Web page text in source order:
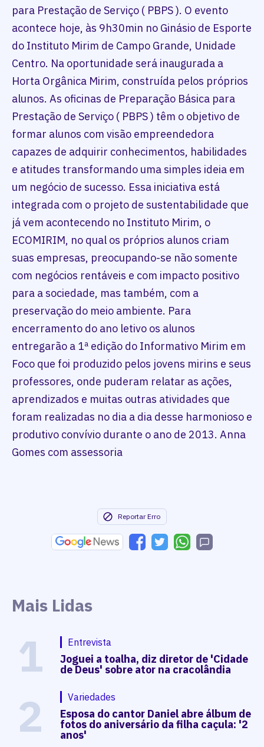
para Prestação de Serviço ( PBPS ). O evento
acontece hoje, às 9h30min no Ginásio de Esporte
do Instituto Mirim de Campo Grande, Unidade
Centro. Na oportunidade será inaugurada a
Horta Orgânica Mirim, construída pelos próprios
alunos. As oficinas de Preparação Básica para
Prestação de Serviço ( PBPS ) têm o objetivo de
formar alunos com visão empreendedora
capazes de adquirir conhecimentos, habilidades
e atitudes transformando uma simples ideia em
um negócio de sucesso. Essa iniciativa está
integrada com o projeto de sustentabilidade que
já vem acontecendo no Instituto Mirim, o
ECOMIRIM, no qual os próprios alunos criam
suas empresas, preocupando-se não somente
com negócios rentáveis e com impacto positivo
para a sociedade, mas também, com a
preservação do meio ambiente. Para
encerramento do ano letivo os alunos
entregarão a 1ª edição do Informativo Mirim em
Foco que foi produzido pelos jovens mirins e seus
professores, onde puderam relatar as ações,
aprendizados e muitas outras atividades que
foram realizadas no dia a dia desse harmonioso e
produtivo convívio durante o ano de 2013. Anna
Gomes com assessoria
Reportar Erro
Mais Lidas
1 Entrevista
Joguei a toalha, diz diretor de 'Cidade
de Deus' sobre ator na cracolândia
2 Variedades
Esposa do cantor Daniel abre álbum de
fotos do aniversário da filha caçula: '2
anos'